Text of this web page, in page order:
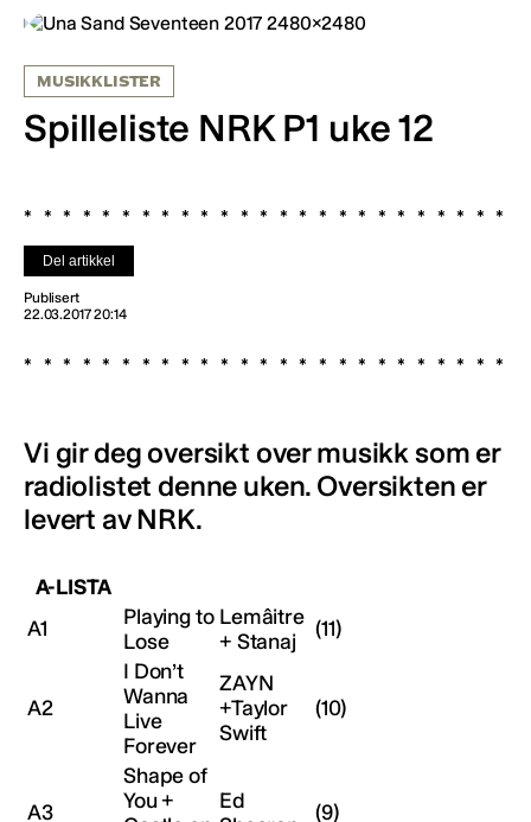
MUSIKKLISTER
Spilleliste NRK P1 uke 12
Del artikkel
Publisert
22.03.2017 20:14
Vi gir deg oversikt over musikk som er
radiolistet denne uken. Oversikten er
levert av NRK.
A-LISTA
A1
Playing to
Lose
Lemâitre
+ Stanaj
(11)
A2
I Don’t
Wanna
Live
Forever
ZAYN
+Taylor
Swift
(10)
A3
Shape of
You +
Ed
(9)